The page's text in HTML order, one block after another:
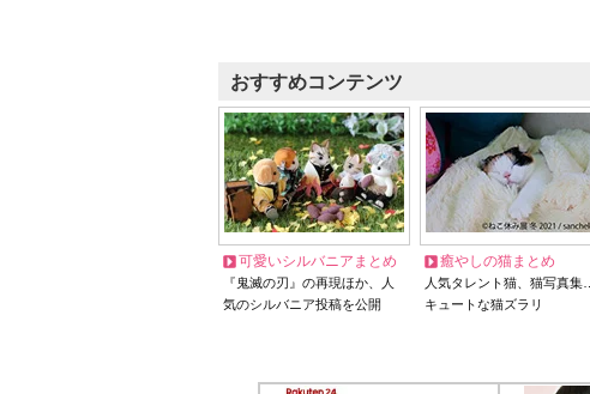
おすすめコンテンツ
可愛いシルバニアまとめ
『鬼滅の刃』の再現ほか、人
気のシルバニア投稿を公開
癒やしの猫まとめ
人気タレント猫、猫写真集…
キュートな猫ズラリ